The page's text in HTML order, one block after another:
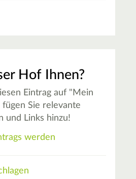
Hof Ihnen?
Eintrag auf "Mein
Sie relevante
und Links hinzu!
werden